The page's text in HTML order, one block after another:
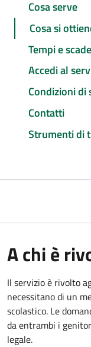
Cosa serve
Cosa si
Tempi e
Accedi al
Condizioni di
Contatti
Strumenti di
A chi è
Il servizio è rivolto
necessitano di un
scolastico. Le
da entrambi i
legale.